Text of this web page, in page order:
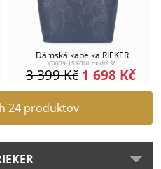
Dámská kabelka RIEKER
C0009-153-TUL modrá S6
1 698 Kč
3 399Kč
24 produktov